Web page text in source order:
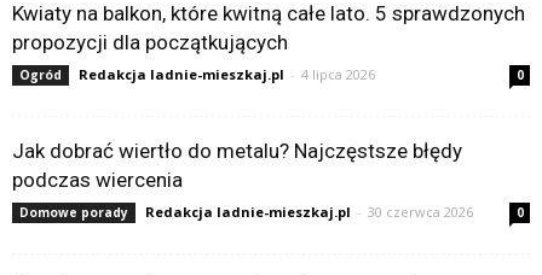
Kwiaty na balkon, które kwitną całe lato. 5 sprawdzonych
propozycji dla początkujących
Ogród Redakcja ladnie-mieszkaj.pl - 4 lipca 2026 0
Jak dobrać wiertło do metalu? Najczęstsze błędy
podczas wiercenia
Domowe porady Redakcja ladnie-mieszkaj.pl - 30 czerwca 2026 0